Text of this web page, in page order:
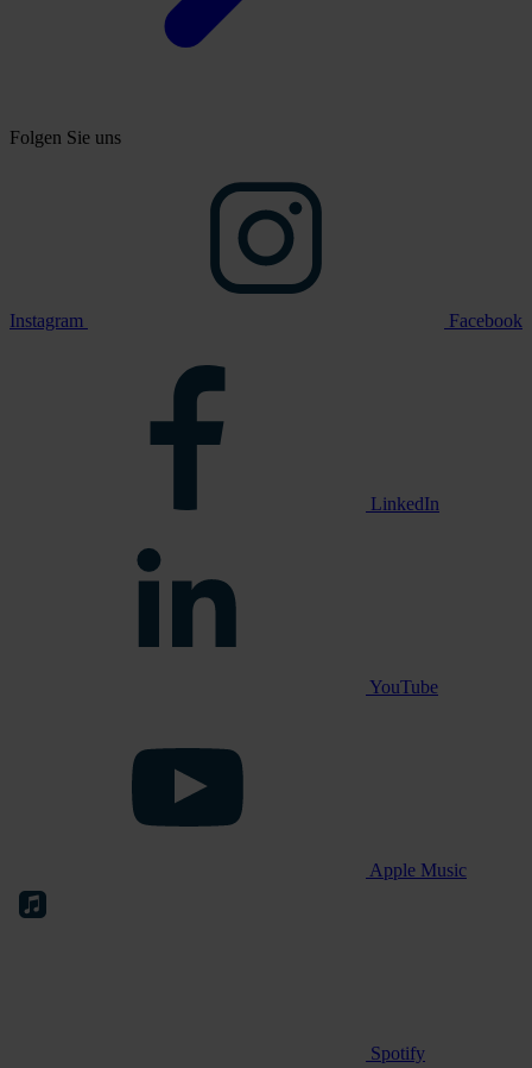
Folgen Sie uns
Instagram Facebook
LinkedIn
YouTube
Apple Music
Spotify